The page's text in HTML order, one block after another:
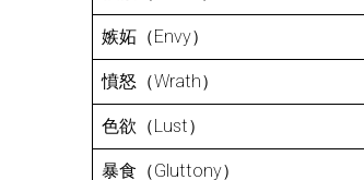
嫉妬（Envy）
憤怒（Wrath）
色欲（Lust）
暴食（Gluttony）